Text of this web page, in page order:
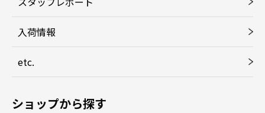
入荷情報
etc.
ショップから探す